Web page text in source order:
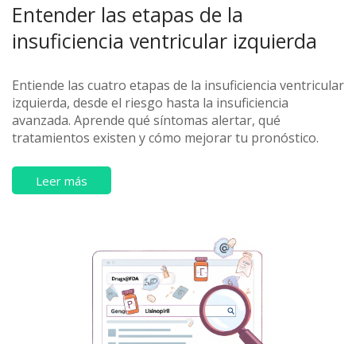
Entender las etapas de la
insuficiencia ventricular izquierda
Entiende las cuatro etapas de la insuficiencia ventricular
izquierda, desde el riesgo hasta la insuficiencia
avanzada. Aprende qué síntomas alertar, qué
tratamientos existen y cómo mejorar tu pronóstico.
Leer más